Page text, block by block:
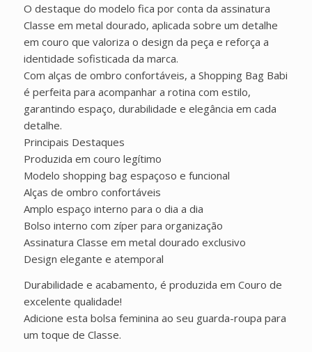
O destaque do modelo fica por conta da assinatura
Classe em metal dourado, aplicada sobre um detalhe
em couro que valoriza o design da peça e reforça a
identidade sofisticada da marca.
Com alças de ombro confortáveis, a Shopping Bag Babi
é perfeita para acompanhar a rotina com estilo,
garantindo espaço, durabilidade e elegância em cada
detalhe.
Principais Destaques
Produzida em couro legítimo
Modelo shopping bag espaçoso e funcional
Alças de ombro confortáveis
Amplo espaço interno para o dia a dia
Bolso interno com zíper para organização
Assinatura Classe em metal dourado exclusivo
Design elegante e atemporal
Durabilidade e acabamento, é produzida em Couro de
excelente qualidade!
Adicione esta bolsa feminina ao seu guarda-roupa para
um toque de Classe.